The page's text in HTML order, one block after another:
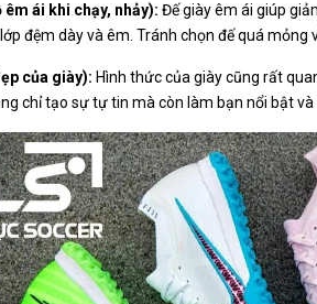
ái khi chạy, nhảy): Đế giày êm ái giúp
đệm dày và êm. Tránh chọn đế quá mỏng
của giày): Hình thức của giày cũng rất
chỉ tạo sự tự tin mà còn làm bạn nổi bật